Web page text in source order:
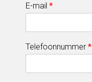
E-mail *
Telefoonnummer *